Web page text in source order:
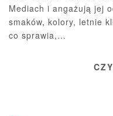
Mediach i angażują jej
smaków, kolory, letnie
co sprawia,…